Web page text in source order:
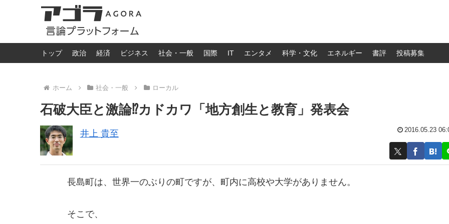
トップ 政治 経済 ビジネス 社会・一般 国際 IT エンタメ 科学・文化 エネルギー 書評 投稿募集
ホーム 社会・一般 ローカル
石破大臣と激論⁉︎カドカワ「地方創生と教育」発表会
井上 貴至 2016.05.23
長島町は、世界一のぶりの町ですが、町内に高校や大学がありません。
そこで、